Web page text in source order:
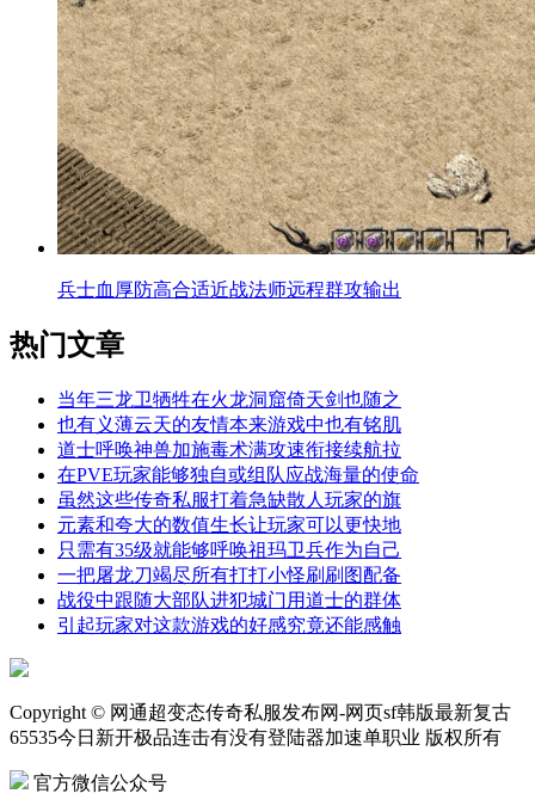
兵士血厚防高合适近战法师远程群攻输出
热门文章
当年三龙卫牺牲在火龙洞窟倚天剑也随之
也有义薄云天的友情本来游戏中也有铭肌
道士呼唤神兽加施毒术满攻速衔接续航拉
在PVE玩家能够独自或组队应战海量的使命
虽然这些传奇私服打着急缺散人玩家的旗
元素和夸大的数值生长让玩家可以更快地
只需有35级就能够呼唤祖玛卫兵作为自己
一把屠龙刀竭尽所有打打小怪刷刷图配备
战役中跟随大部队进犯城门用道士的群体
引起玩家对这款游戏的好感究竟还能感触
Copyright © 网通超变态传奇私服发布网-网页sf韩版最新复古
65535今日新开极品连击有没有登陆器加速单职业 版权所有
官方微信公众号